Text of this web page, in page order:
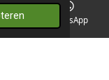
totheir official page
WhatsApp